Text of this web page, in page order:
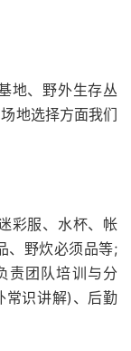
地、野外生存丛
地选择方面我们
彩服、水杯、帐
、野炊必须品等;
责团队培训与分
常识讲解)、后勤